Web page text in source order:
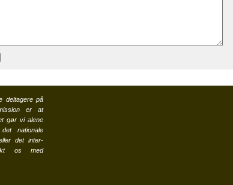
deltagere på
er at
gør vi alene
nationale
det inter-
os med